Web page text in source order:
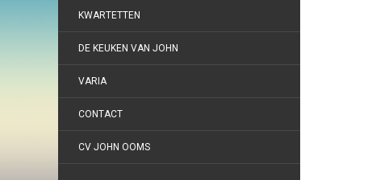
KWARTETTEN
DE KEUKEN VAN JOHN
VARIA
CONTACT
CV JOHN OOMS